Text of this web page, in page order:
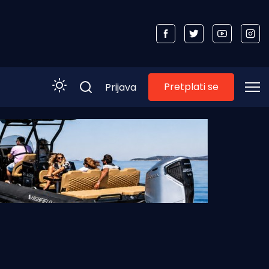
Prijava Pretplati se